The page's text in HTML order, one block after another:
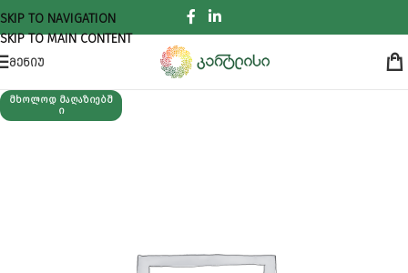
SKIP TO NAVIGATION
SKIP TO MAIN CONTENT
ᲛᲔᲜᲘᲣ
ᲛᲮᲝᲚᲝᲓ ᲛᲐᲦᲐᲖᲘᲔᲑᲨ
Ი